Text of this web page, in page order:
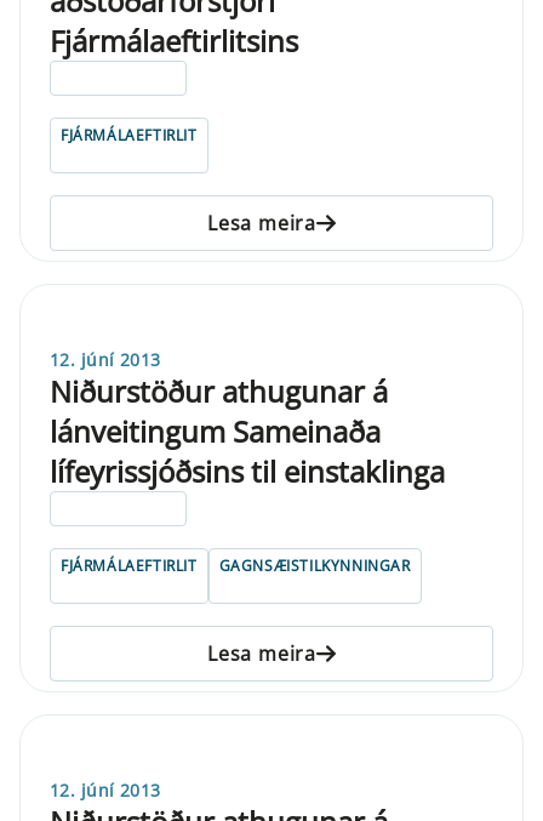
Fjármálaeftirlitsins
FJÁRMÁLAEFTIRLIT
Lesa meira
12. júní 2013
Niðurstöður athugunar á
lánveitingum Sameinaða
lífeyrissjóðsins til einstaklinga
FJÁRMÁLAEFTIRLIT GAGNSÆISTILKYNNINGAR
Lesa meira
12. júní 2013